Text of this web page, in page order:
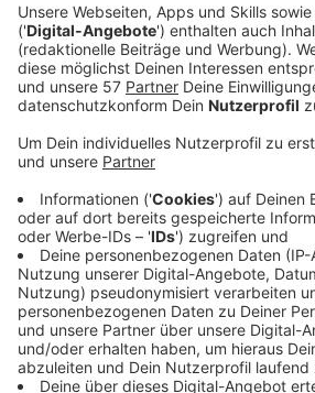
Wakeboard fahren oder Stand-Up
Außerdem gibt es noch eine Art
Wasser.
Zur Internetseite der Blauen Lagune
Anzeige
Stadtstrände in Köln
Anzeige
In der Nähe des Stadions im Kölner
Beachvolleyballanlage und